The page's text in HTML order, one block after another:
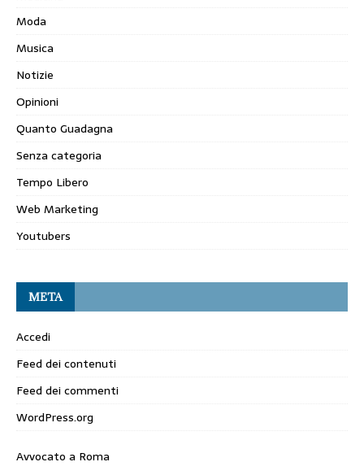
Moda
Musica
Notizie
Opinioni
Quanto Guadagna
Senza categoria
Tempo Libero
Web Marketing
Youtubers
META
Accedi
Feed dei contenuti
Feed dei commenti
WordPress.org
Avvocato a Roma